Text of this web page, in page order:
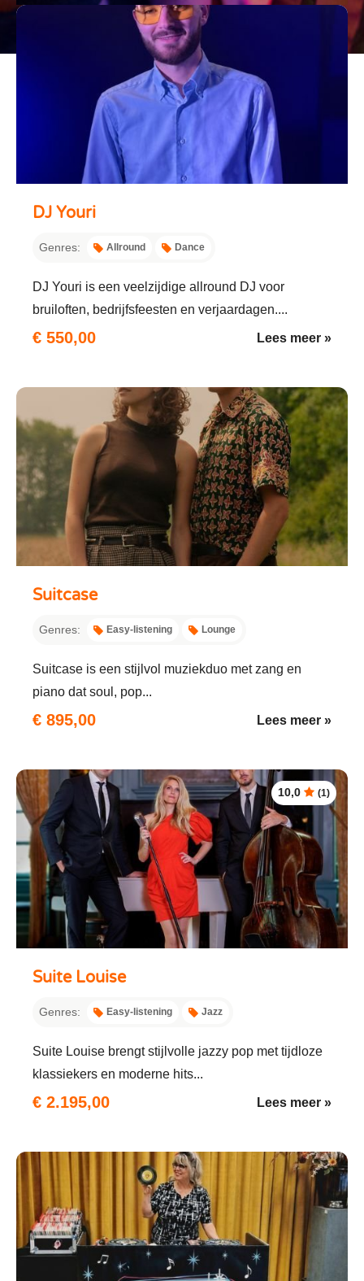
DJ Youri
Genres: Allround Dance
DJ Youri is een veelzijdige allround DJ voor
bruiloften, bedrijfsfeesten en verjaardagen....
€ 550,00 Lees meer »
Suitcase
Genres: Easy-listening Lounge
Suitcase is een stijlvol muziekduo met zang en
piano dat soul, pop...
€ 895,00 Lees meer »
10,0 (1)
Suite Louise
Genres: Easy-listening Jazz
Suite Louise brengt stijlvolle jazzy pop met tijdloze
klassiekers en moderne hits...
€ 2.195,00 Lees meer »